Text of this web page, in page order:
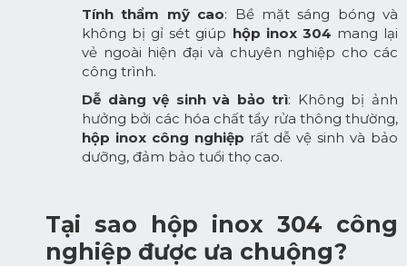
Tính thẩm mỹ cao: Bề mặt sáng bóng và
không bị gỉ sét giúp hộp inox 304 mang lại
vẻ ngoài hiện đại và chuyên nghiệp cho các
công trình.
Dễ dàng vệ sinh và bảo trì: Không bị ảnh
hưởng bởi các hóa chất tẩy rửa thông thường,
hộp inox công nghiệp rất dễ vệ sinh và bảo
dưỡng, đảm bảo tuổi thọ cao.
Tại sao hộp inox 304 công
nghiệp được ưa chuộng?